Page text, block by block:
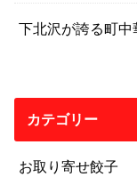
下北沢が誇る町中
カテゴリー
お取り寄せ餃子